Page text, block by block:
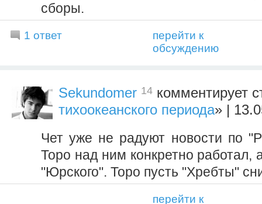
сборы.
1 ответ
перейти к
обсуждению
Sekundomer 14 комментирует
тихоокеанского периода» |
Чет уже не радуют новости по
Торо над ним конкретно работал,
"Юрского". Торо пусть "Хребты"
перейти к